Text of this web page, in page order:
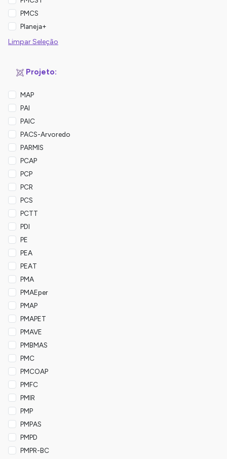
PMCS
Planeja+
Limpar Seleção
Projeto:
MAP
PAI
PAIC
PACS-Arvoredo
PARMIS
PCAP
PCP
PCR
PCS
PCTT
PDI
PE
PEA
PEAT
PMA
PMAEper
PMAP
PMAPET
PMAVE
PMBMAS
PMC
PMCOAP
PMFC
PMIR
PMP
PMPAS
PMPD
PMPR-BC